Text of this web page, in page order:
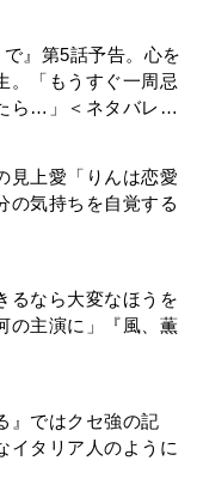
で』第5話予告。心を
。「もうすぐ一周忌
ら…」＜ネタバレあ
見上愛「りんは恋愛
の気持ちを自覚する
るなら大変なほうを
の主演に」『風、薫
』ではクセ強の記
イタリア人のように